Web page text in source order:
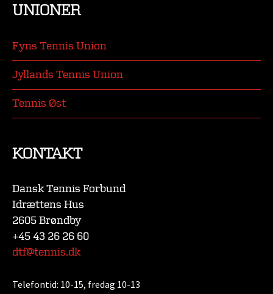
UNIONER
Fyns Tennis Union
Jyllands Tennis Union
Tennis Øst
KONTAKT
Dansk Tennis Forbund
Idrættens Hus
2605 Brøndby
+45 43 26 26 60
dtf@tennis.dk
Telefontid: 10-15, fredag 10-13